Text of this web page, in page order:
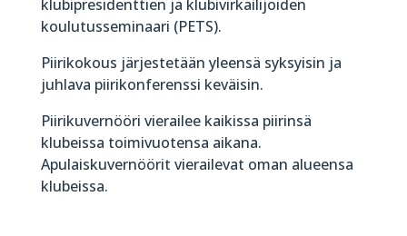
klubipresidenttien ja klubivirkailijoiden
koulutusseminaari (PETS).
Piirikokous järjestetään yleensä syksyisin ja
juhlava piirikonferenssi keväisin.
Piirikuvernööri vierailee kaikissa piirinsä
klubeissa toimivuotensa aikana.
Apulaiskuvernöörit vierailevat oman alueensa
klubeissa.